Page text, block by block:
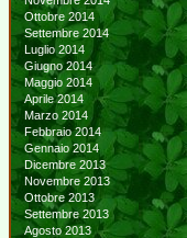
Ottobre 2014
Settembre 2014
Luglio 2014
Giugno 2014
Maggio 2014
Aprile 2014
Marzo 2014
Febbraio 2014
Gennaio 2014
Dicembre 2013
Novembre 2013
Ottobre 2013
Settembre 2013
Agosto 2013